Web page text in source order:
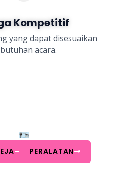
Kompetitif
yang dapat disesuaikan
acara.
PERALATAN